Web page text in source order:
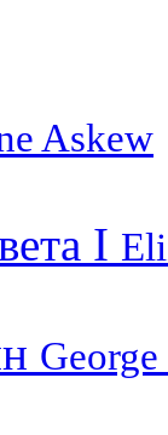
Askew
I